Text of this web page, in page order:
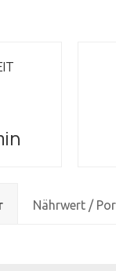
Nährwert /